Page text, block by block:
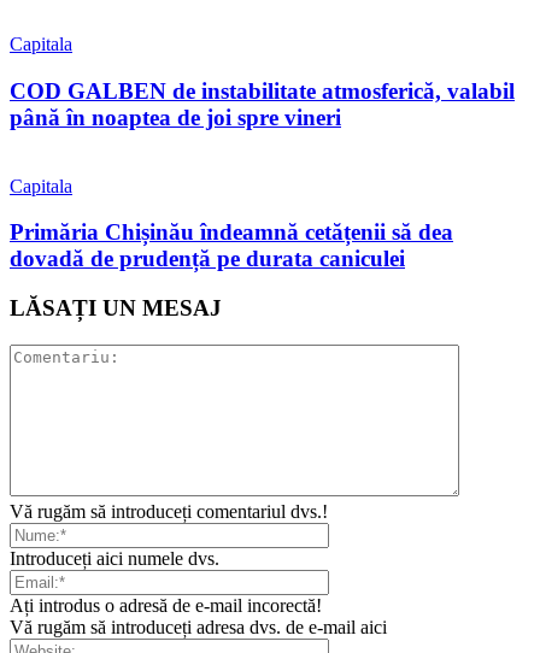
Capitala
COD GALBEN de instabilitate atmosferică, valabil
până în noaptea de joi spre vineri
Capitala
Primăria Chișinău îndeamnă cetățenii să dea
dovadă de prudență pe durata caniculei
LĂSAȚI UN MESAJ
Vă rugăm să introduceți comentariul dvs.!
Introduceți aici numele dvs.
Ați introdus o adresă de e-mail incorectă!
Vă rugăm să introduceți adresa dvs. de e-mail aici